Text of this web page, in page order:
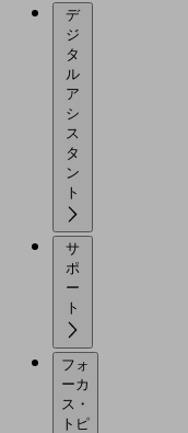
デ
ジ
タ
ル
ア
シ
ス
タ
ン
サ
ポ
ー
フォ
ーカ
ス・
トピ